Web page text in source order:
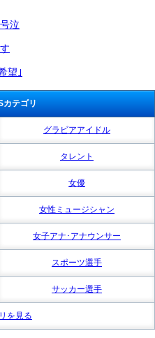
泣
望｣
カテゴリ
グラビアアイドル
タレント
女優
女性ミュージシャン
女子アナ･アナウンサー
スポーツ選手
サッカー選手
を見る